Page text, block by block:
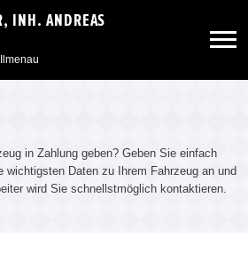
INH. ANDREAS
in Zahlung geben? Geben Sie einfach
wichtigsten Daten zu Ihrem Fahrzeug an und
wird Sie schnellstmöglich kontaktieren.